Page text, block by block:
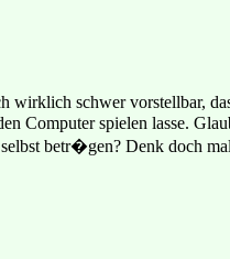
schwer vorstellbar,
Computer spielen lasse.
betr�gen? Denk doch